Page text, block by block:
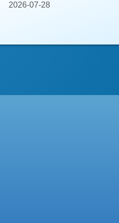
2026-07-28